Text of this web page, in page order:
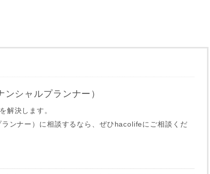
シャルプランナー）
解決します。
ンナー）に相談するなら、ぜひhacolifeにご相談くだ